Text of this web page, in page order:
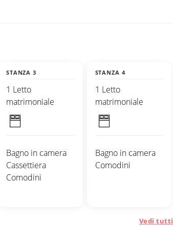
STANZA 3
1 Letto
matrimoniale
Bagno in camera
Cassettiera
Comodini
STANZA 4
1 Letto
matrimoniale
Bagno in camera
Comodini
Vedi tutti